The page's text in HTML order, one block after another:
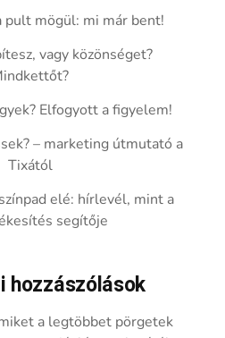
pult mögül: mi már bent!
vagy közönséget?
Elfogyott a figyelem!
– marketing útmutató a
Tixától
elé: hírlevél, mint a
segítője
hozzászólások
a legtöbbet pörgetek